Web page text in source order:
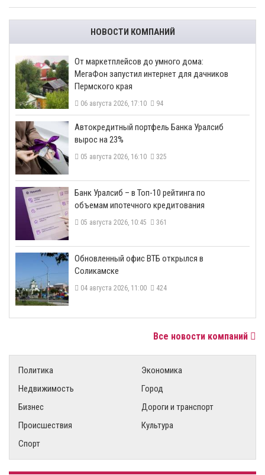
НОВОСТИ КОМПАНИЙ
От маркетплейсов до умного дома:
МегаФон запустил интернет для дачников
Пермского края
06 августа 2026, 17:10 94
​Автокредитный портфель Банка Уралсиб
вырос на 23%
05 августа 2026, 16:10 325
​Банк Уралсиб – в Топ-10 рейтинга по
объемам ипотечного кредитования
05 августа 2026, 10:45 361
​Обновленный офис ВТБ открылся в
Соликамске
04 августа 2026, 11:00 424
Все новости компаний
Политика
Экономика
Недвижимость
Город
Бизнес
Дороги и транспорт
Происшествия
Культура
Спорт